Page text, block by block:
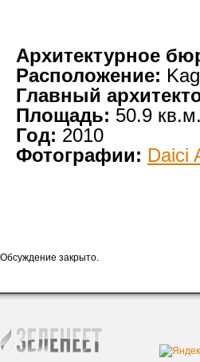
Архитектурное
Расположение:
Главный
Площадь: 50.9 кв.м.
Год: 2010
Фотографии: Daici
Обсуждение закрыто.